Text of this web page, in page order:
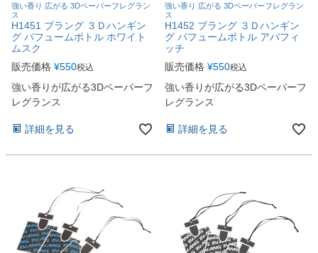
強い香り 広がる 3Dペーパーフレグラン
ス
H1451 ブラング ３Ｄハンギン
グ パフュームボトル ホワイト
ムスク
販売価格 ¥550税込
強い香りが広がる3Dペーパーフ
レグランス
詳細を見る
強い香り 広がる 3Dペーパーフレグラン
ス
H1452 ブラング ３Ｄハンギン
グ パフュームボトル アバフィ
ッチ
販売価格 ¥550税込
強い香りが広がる3Dペーパーフ
レグランス
詳細を見る